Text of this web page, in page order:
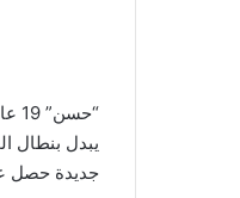
يبدل بنطال
جديدة حصل